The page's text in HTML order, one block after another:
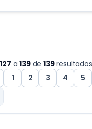
127 a 139 de 139 resultados
1 2 3 4 5